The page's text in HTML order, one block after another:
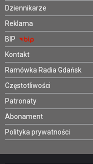
Dziennikarze
Reklama
BIP
Kontakt
Ramówka Radia Gdańsk
Częstotliwości
Patronaty
Abonament
Polityka prywatności